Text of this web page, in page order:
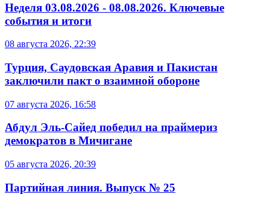
Неделя 03.08.2026 - 08.08.2026. Ключевые
события и итоги
08 августа 2026, 22:39
Турция, Саудовская Аравия и Пакистан
заключили пакт о взаимной обороне
07 августа 2026, 16:58
Абдул Эль-Сайед победил на праймериз
демократов в Мичигане
05 августа 2026, 20:39
Партийная линия. Выпуск № 25